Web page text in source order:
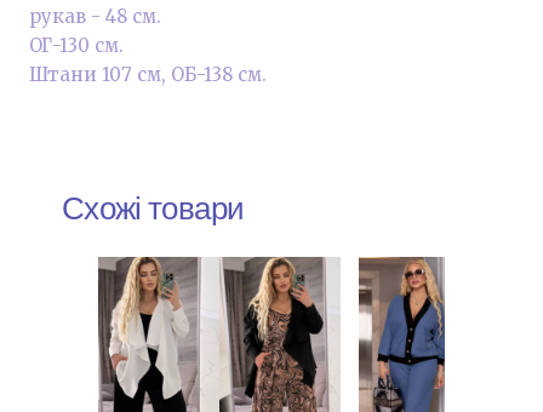
рукав - 48 см.
ОГ-130 см.
Штани 107 см, ОБ-138 см.
Схожі товари